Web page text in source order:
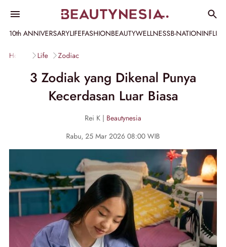
10th ANNIVERSARYLIFEFASHIONBEAUTYWELLNESSB-NATION
Home Life Zodiac
3 Zodiak yang Dikenal Punya
Kecerdasan Luar Biasa
Rei K | Beautynesia
Rabu, 25 Mar 2026 08:00 WIB